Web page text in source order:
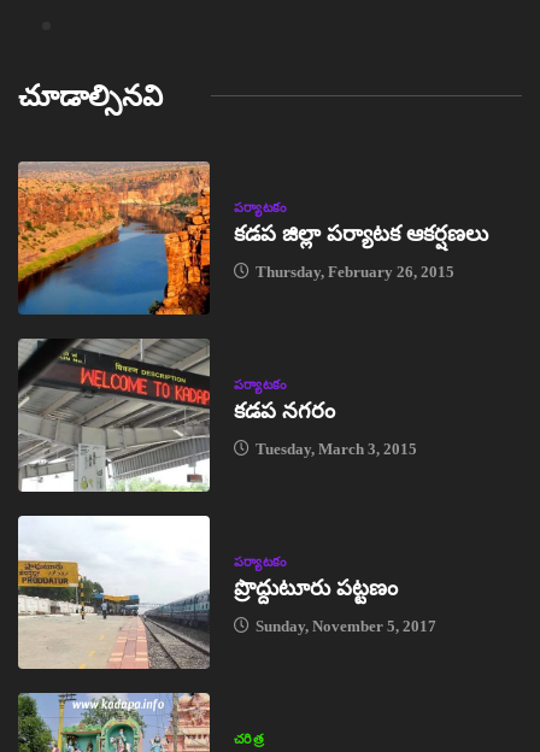
చూడాల్సినవి
పర్యాటకం
కడప జిల్లా పర్యాటక ఆకర్షణలు
Thursday, February 26, 2015
పర్యాటకం
కడప నగరం
Tuesday, March 3, 2015
పర్యాటకం
ప్రొద్దుటూరు పట్టణం
Sunday, November 5, 2017
చరిత్ర